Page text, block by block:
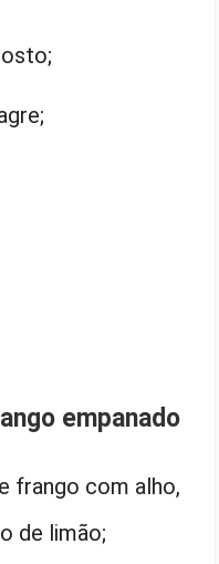
empanado
frango com alho,
de limão;